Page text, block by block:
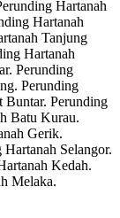
Hartanah
Hartanah
Tanjung
Hartanah
Perunding
Perunding
Buntar. Perunding
Batu Kurau.
Gerik.
Selangor.
Kedah.
Melaka.